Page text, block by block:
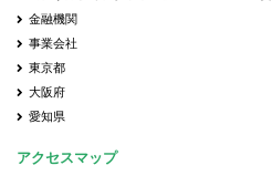
金融機関
事業会社
東京都
大阪府
愛知県
アクセスマップ